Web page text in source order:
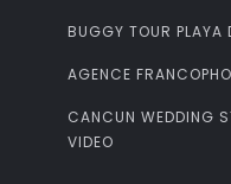
BUGGY TOUR PLAYA
AGENCE
CANCUN WEDDING
VIDEO